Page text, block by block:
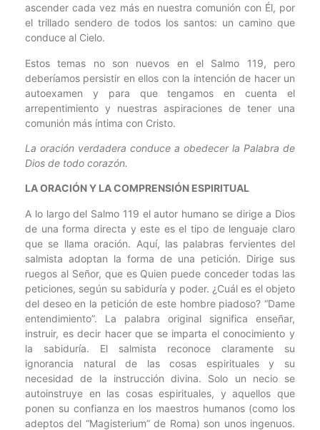
ascender cada vez más en nuestra comunión con Él, por
el trillado sendero de todos los santos: un camino que
conduce al Cielo.
Estos temas no son nuevos en el Salmo 119, pero
deberíamos persistir en ellos con la intención de hacer un
autoexamen y para que tengamos en cuenta el
arrepentimiento y nuestras aspiraciones de tener una
comunión más íntima con Cristo.
La oración verdadera conduce a obedecer la Palabra de
Dios de todo corazón.
LA ORACIÓN Y LA COMPRENSIÓN ESPIRITUAL
A lo largo del Salmo 119 el autor humano se dirige a Dios
de una forma directa y este es el tipo de lenguaje claro
que se llama oración. Aquí, las palabras fervientes del
salmista adoptan la forma de una petición. Dirige sus
ruegos al Señor, que es Quien puede conceder todas las
peticiones, según su sabiduría y poder. ¿Cuál es el objeto
del deseo en la petición de este hombre piadoso? “Dame
entendimiento”. La palabra original significa enseñar,
instruir, es decir hacer que se imparta el conocimiento y
la sabiduría. El salmista reconoce claramente su
ignorancia natural de las cosas espirituales y su
necesidad de la instrucción divina. Solo un necio se
autoinstruye en las cosas espirituales, y aquellos que
ponen su confianza en los maestros humanos (como los
adeptos del “Magisterium” de Roma) son unos ingenuos.